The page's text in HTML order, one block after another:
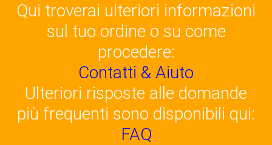
Qui troverai ulteriori informazioni
sul tuo ordine o su come
procedere:
Contatti & Aiuto
Ulteriori risposte alle domande
più frequenti sono disponibili qui:
FAQ